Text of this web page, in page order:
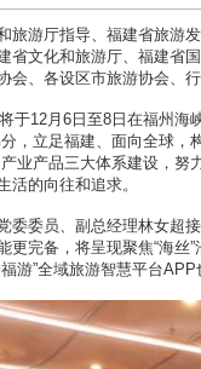
游厅指导、福建省旅游发
省文化和旅游厅、福建省
会、各设区市旅游协会、
12月6日至8日在福州海峡
，立足福建、面向全球
业产品三大体系建设，
活的向往和追求。
委员、副总经理林女超接
更完备，将呈现聚焦“海丝
游”全域旅游智慧平台APP